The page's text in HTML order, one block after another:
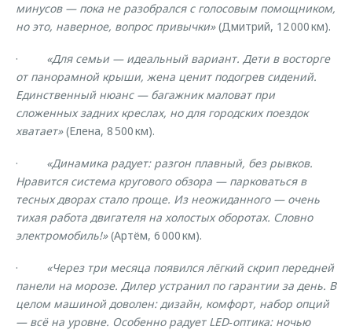
минусов — пока не разобрался с голосовым помощником,
но это, наверное, вопрос привычки»(Дмитрий, 12 000 км).
· «Для семьи — идеальный вариант. Дети в восторге
от панорамной крыши, жена ценит подогрев сидений.
Единственный нюанс — багажник маловат при
сложенных задних креслах, но для городских поездок
хватает»(Елена, 8 500 км).
· «Динамика радует: разгон плавный, без рывков.
Нравится система кругового обзора — парковаться в
тесных дворах стало проще. Из неожиданного — очень
тихая работа двигателя на холостых оборотах. Словно
электромобиль!»(Артём, 6 000 км).
· «Через три месяца появился лёгкий скрип передней
панели на морозе. Дилер устранил по гарантии за день. В
целом машиной доволен: дизайн, комфорт, набор опций
— всё на уровне. Особенно радует LED‑оптика: ночью